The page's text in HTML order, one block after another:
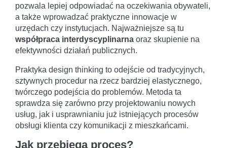
pozwala lepiej odpowiadać na oczekiwania obywateli,
a także wprowadzać praktyczne innowacje w
urzędach czy instytucjach. Najważniejsze są tu
współpraca interdyscyplinarna oraz skupienie na
efektywności działań publicznych.
Praktyka design thinking to odejście od tradycyjnych,
sztywnych procedur na rzecz bardziej elastycznego,
twórczego podejścia do problemów. Metoda ta
sprawdza się zarówno przy projektowaniu nowych
usług, jak i usprawnianiu już istniejących procesów
obsługi klienta czy komunikacji z mieszkańcami.
Jak przebiega proces?